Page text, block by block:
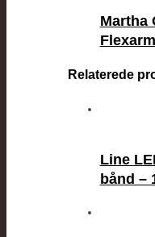
Martha
Relaterede
Line
bånd –